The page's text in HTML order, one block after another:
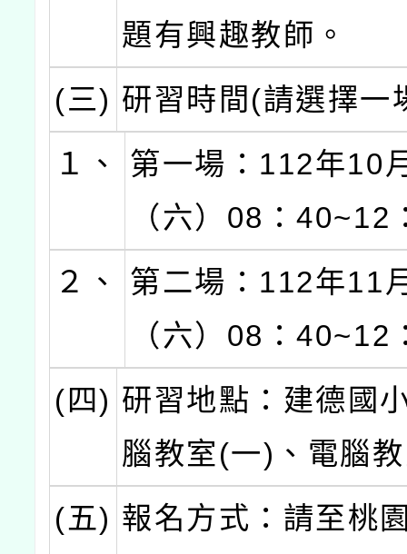
題有興趣教師。
(三) 研習時間(請選擇一
１、
第一場：112年10
（六）08：40~12
２、
第二場：112年11
（六）08：40~12
(四) 研習地點：建德國
腦教室(一)、電腦
(五) 報名方式：請至桃